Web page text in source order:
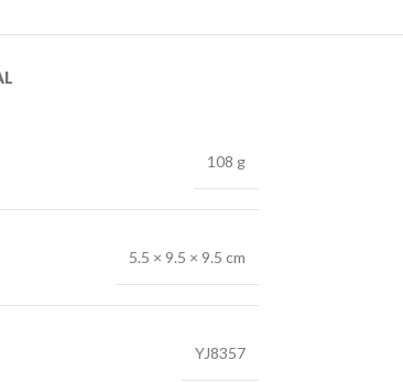
108 g
5.5 × 9.5 × 9.5 cm
YJ8357